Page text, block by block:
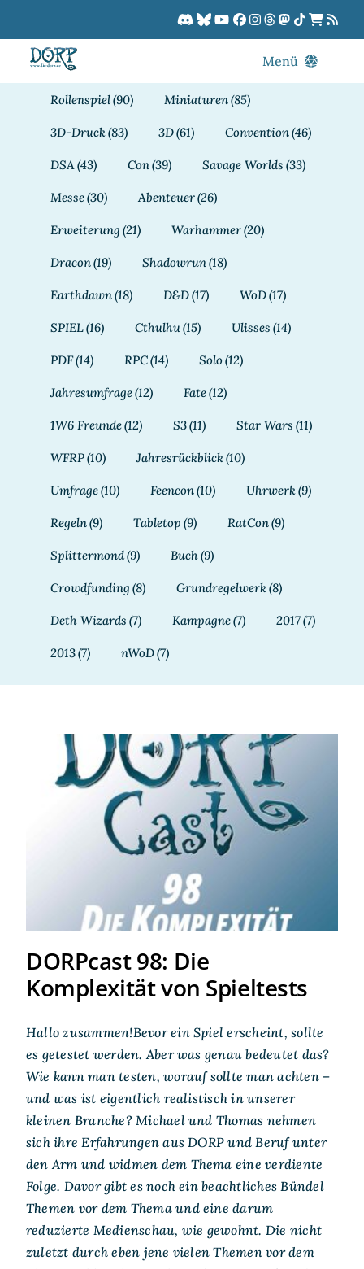
springen
Menü
Rollenspiel(90) Miniaturen(85)
3D-Druck(83) 3D(61) Convention(46)
DSA (43) Con(39) Savage Worlds (33)
Messe(30) Abenteuer(26)
Erweiterung (21) Warhammer(20)
Dracon(19) Shadowrun(18)
Earthdawn(18) D&D(17) WoD(17)
SPIEL(16) Cthulhu(15) Ulisses (14)
PDF(14) RPC(14) Solo(12)
Jahresumfrage(12) Fate(12)
1W6 Freunde(12) S3(11) Star Wars (11)
WFRP(10) Jahresrückblick(10)
Umfrage(10) Feencon(10) Uhrwerk(9)
Regeln(9) Tabletop (9) RatCon(9)
Splittermond(9) Buch(9)
Crowdfunding (8) Grundregelwerk(8)
Deth Wizards (7) Kampagne(7) 2017(7)
2013(7) nWoD(7)
DORPcast 98: Die
Komplexität von Spieltests
DORPcast 98: Die
Komplexität von Spieltests
Hallo zusammen!Bevor ein Spiel erscheint, sollte
es getestet werden. Aber was genau bedeutet das?
Wie kann man testen, worauf sollte man achten –
und was ist eigentlich realistisch in unserer
kleinen Branche? Michael und Thomas nehmen
sich ihre Erfahrungen aus DORP und Beruf unter
den Arm und widmen dem Thema eine verdiente
Folge. Davor gibt es noch ein beachtliches Bündel
Themen vor dem Thema und eine darum
reduzierte Medienschau, wie gewohnt. Die nicht
zuletzt durch eben jene vielen Themen vor dem